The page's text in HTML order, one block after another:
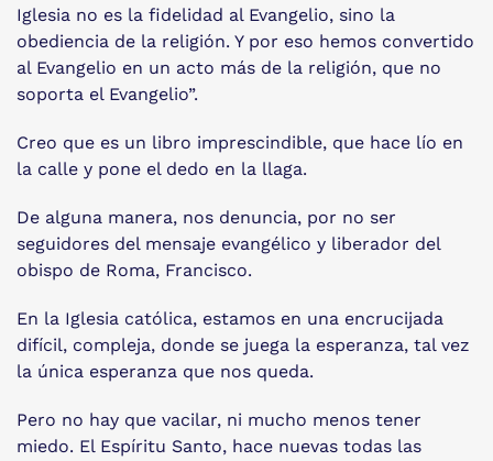
Iglesia no es la fidelidad al Evangelio, sino la
obediencia de la religión. Y por eso hemos convertido
al Evangelio en un acto más de la religión, que no
soporta el Evangelio”.
Creo que es un libro imprescindible, que hace lío en
la calle y pone el dedo en la llaga.
De alguna manera, nos denuncia, por no ser
seguidores del mensaje evangélico y liberador del
obispo de Roma, Francisco.
En la Iglesia católica, estamos en una encrucijada
difícil, compleja, donde se juega la esperanza, tal vez
la única esperanza que nos queda.
Pero no hay que vacilar, ni mucho menos tener
miedo. El Espíritu Santo, hace nuevas todas las